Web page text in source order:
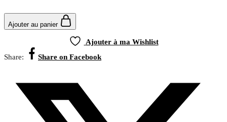
Ajouter au panier
Ajouter à ma Wishlist
Share:
Share on Facebook